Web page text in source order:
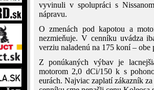
vyvinuli v spolupráci s
nápravu.
O zmenách pod kapotou a
nezmieňuje. V cenníku uvádza
verziu naladenú na 175 koní –
Z ponúkaných výbav je
motorom 2,0 dCi/150 k s
eurách. Najviac zaplatí zákazník